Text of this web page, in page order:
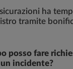
ha
tramite
posso fare
incidente?